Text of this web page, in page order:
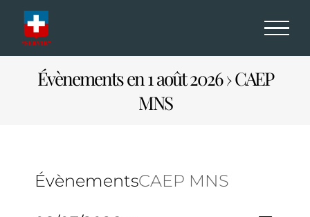
contenu
Évènements en 1 août 2026› CAEP
MNS
ÉvènementsCAEP MNS